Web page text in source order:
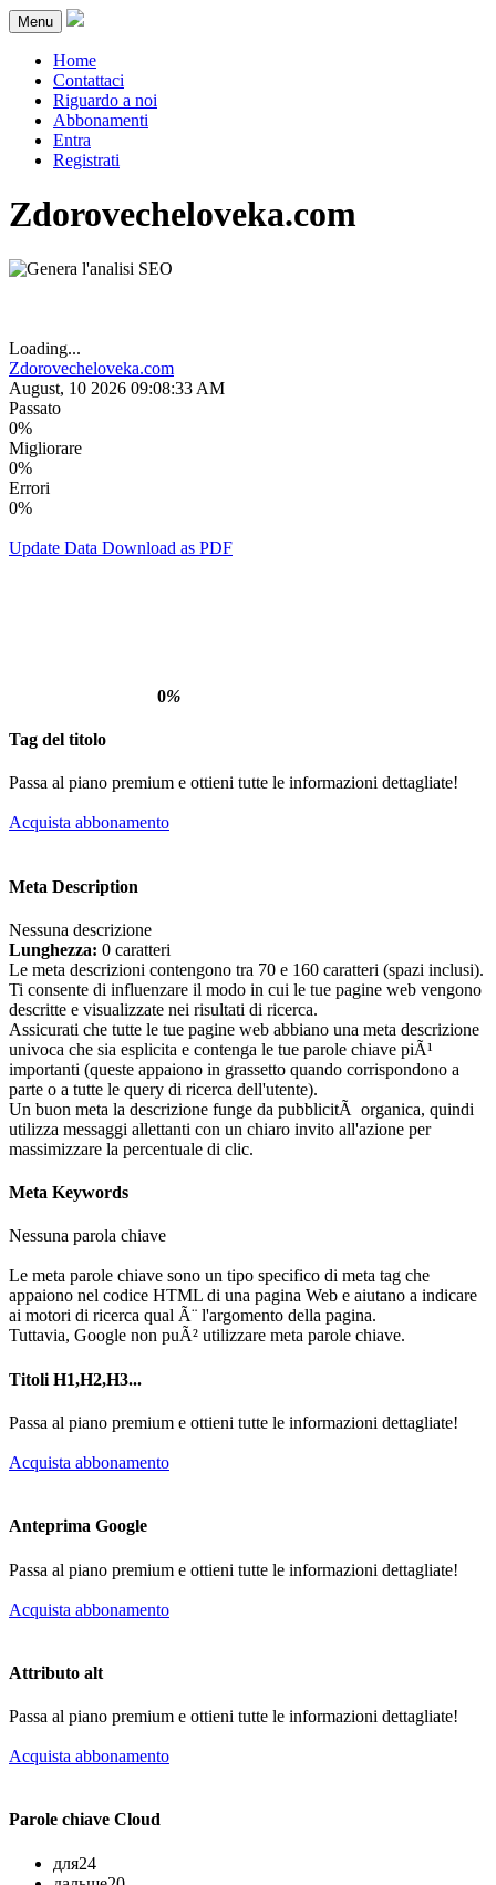
Menu
Home
Contattaci
Riguardo a noi
Abbonamenti
Entra
Registrati
Zdorovecheloveka.com
Loading...
Zdorovecheloveka.com
August, 10 2026 09:08:33 AM
Passato
0%
Migliorare
0%
Errori
0%
Update Data Download as PDF
0%
Tag del titolo
Passa al piano premium e ottieni tutte le informazioni dettagliate!
Acquista abbonamento
Meta Description
Nessuna descrizione
Lunghezza: 0 caratteri
Le meta descrizioni contengono tra 70 e 160 caratteri (spazi inclusi).
Ti consente di influenzare il modo in cui le tue pagine web vengono
descritte e visualizzate nei risultati di ricerca.
Assicurati che tutte le tue pagine web abbiano una meta descrizione
univoca che sia esplicita e contenga le tue parole chiave piÃ¹
importanti (queste appaiono in grassetto quando corrispondono a
parte o a tutte le query di ricerca dell'utente).
Un buon meta la descrizione funge da pubblicitÃ organica, quindi
utilizza messaggi allettanti con un chiaro invito all'azione per
massimizzare la percentuale di clic.
Meta Keywords
Nessuna parola chiave
Le meta parole chiave sono un tipo specifico di meta tag che
appaiono nel codice HTML di una pagina Web e aiutano a indicare
ai motori di ricerca qual Ã¨ l'argomento della pagina.
Tuttavia, Google non puÃ² utilizzare meta parole chiave.
Titoli H1,H2,H3...
Passa al piano premium e ottieni tutte le informazioni dettagliate!
Acquista abbonamento
Anteprima Google
Passa al piano premium e ottieni tutte le informazioni dettagliate!
Acquista abbonamento
Attributo alt
Passa al piano premium e ottieni tutte le informazioni dettagliate!
Acquista abbonamento
Parole chiave Cloud
для24